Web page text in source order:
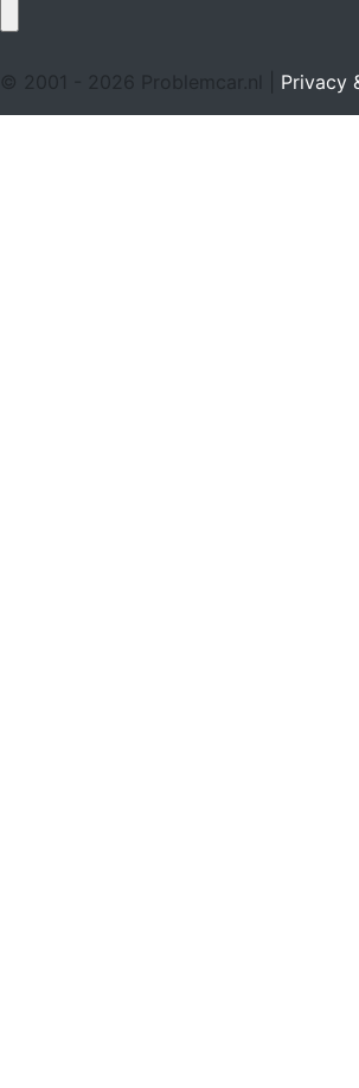
© 2001 - 2026 Problemcar.nl | Privacy